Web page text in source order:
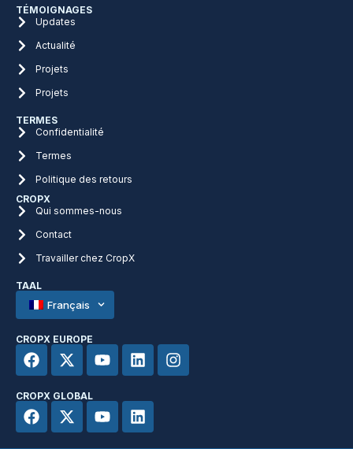
TÉMOIGNAGES
Updates
Actualité
Projets
Projets
TERMES
Confidentialité
Termes
Politique des retours
CROPX
Qui sommes-nous
Contact
Travailler chez CropX
TAAL
Français
CROPX EUROPE
CROPX GLOBAL